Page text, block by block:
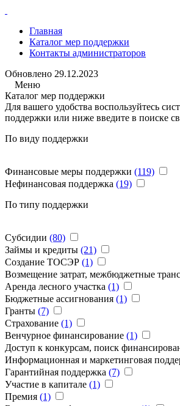
Главная
Каталог мер поддержки
Контакты администраторов
Обновлено 29.12.2023
Меню
Каталог мер поддержки
Для вашего удобства воспользуйтесь
поддержки или ниже введите в поиске
По виду поддержки
Финансовые меры поддержки (119)
Нефинансовая поддержка (19)
По типу поддержки
Субсидии (80)
Займы и кредиты (21)
Создание ТОСЭР (1)
Возмещение затрат, межбюджетные
Аренда лесного участка (1)
Бюджетные ассигнования (1)
Гранты (7)
Страхование (1)
Венчурное финансирование (1)
Доступ к конкурсам, поиск
Информационная и маркетинговая
Гарантийная поддержка (7)
Участие в капитале (1)
Премия (1)